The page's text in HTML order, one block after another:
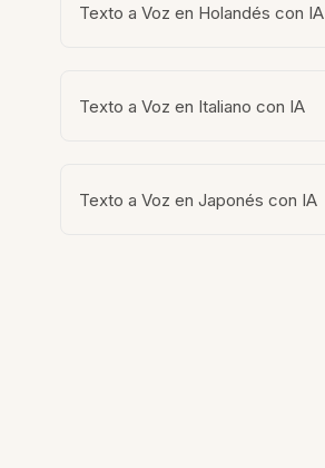
Texto a Voz en Holandés con IA
Texto a Voz en Italiano con IA
Texto a Voz en Japonés con IA